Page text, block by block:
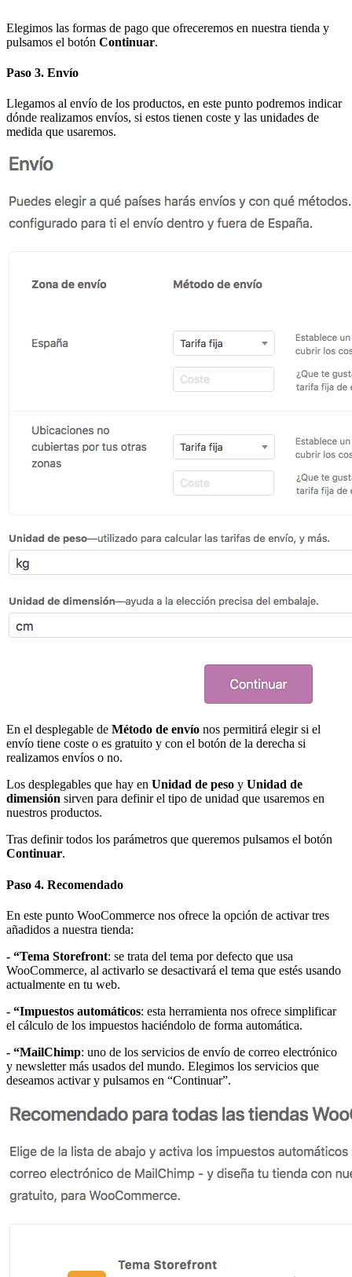
Elegimos las formas de pago que ofreceremos en nuestra tienda y
pulsamos el botón Continuar.
Paso 3. Envío
Llegamos al envío de los productos, en este punto podremos indicar
dónde realizamos envíos, si estos tienen coste y las unidades de
medida que usaremos.
En el desplegable de Método de envío nos permitirá elegir si el
envío tiene coste o es gratuito y con el botón de la derecha si
realizamos envíos o no.
Los desplegables que hay en Unidad de peso y Unidad de
dimensión sirven para definir el tipo de unidad que usaremos en
nuestros productos.
Tras definir todos los parámetros que queremos pulsamos el botón
Continuar.
Paso 4. Recomendado
En este punto WooCommerce nos ofrece la opción de activar tres
añadidos a nuestra tienda:
- “Tema Storefront: se trata del tema por defecto que usa
WooCommerce, al activarlo se desactivará el tema que estés usando
actualmente en tu web.
- “Impuestos automáticos: esta herramienta nos ofrece simplificar
el cálculo de los impuestos haciéndolo de forma automática.
- “MailChimp: uno de los servicios de envío de correo electrónico
y newsletter más usados del mundo. Elegimos los servicios que
deseamos activar y pulsamos en “Continuar”.